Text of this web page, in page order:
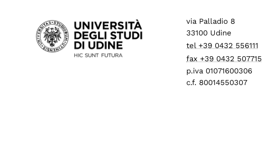
via Palladio 8
33100 Udine
tel +39 0432 556111
fax +39 0432 507715
p.iva 01071600306
c.f. 80014550307